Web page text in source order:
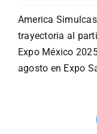
America
trayectoria al
Expo México
agosto en Expo